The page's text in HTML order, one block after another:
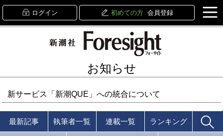
ログイン 初めての方 会員登録
お知らせ
新サービス「新潮QUE」への統合について
最新記事 執筆者一覧 連載一覧 ランキング